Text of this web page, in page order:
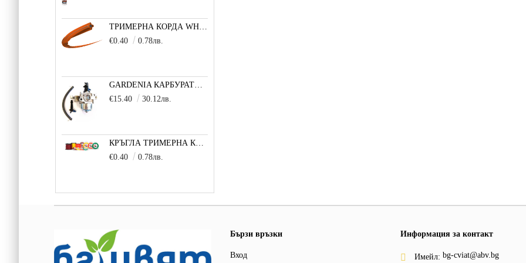
ТРИМЕРНА КОРДА WHISPER TWIST (УСУКАН КВАДРАТ) 3,0 ММ 1 М
€0.40
0.78лв.
GARDENIA КАРБУРАТОР ЗА ДВИГАТЕЛ 5,5/6,5 К.С.
€15.40
30.12лв.
КРЪГЛА ТРИМЕРНА КОРДА (БЯЛА) 3,3 ММ 1 М
€0.40
0.78лв.
Бързи връзки
Вход
Информация за контакт
Имейл: bg-cviat@abv.bg